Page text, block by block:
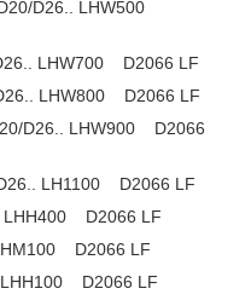
D26.. LHW500
LHW700 D2066 LF
LHW800 D2066 LF
D26.. LHW900 D2066
LH1100 D2066 LF
LHH400 D2066 LF
D2066 LF
LHH100 D2066 LF